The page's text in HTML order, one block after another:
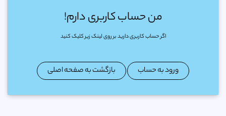
من حساب کاربری دارم!
اگر حساب کاربری دارید بر روی لینک زیر کلیک کنید
ورود به حساب بازگشت به صفحه اصلی